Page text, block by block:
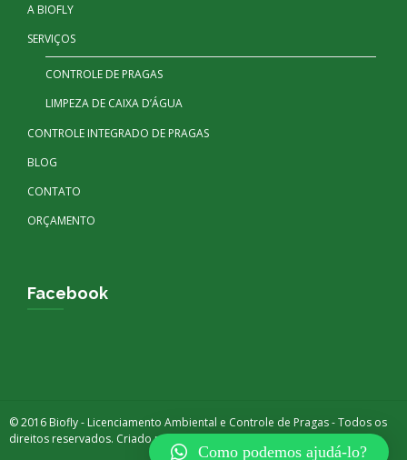
A BIOFLY
SERVIÇOS
CONTROLE DE PRAGAS
LIMPEZA DE CAIXA D’ÁGUA
CONTROLE INTEGRADO DE PRAGAS
BLOG
CONTATO
ORÇAMENTO
Facebook
© 2016 Biofly - Licenciamento Ambiental e Controle de Pragas - Todos os
direitos reservados. Criado porDIGITAX BRASIL
Como podemos ajudá-lo?